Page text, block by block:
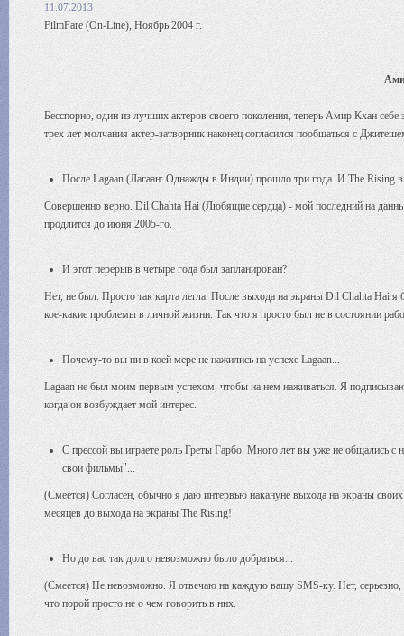
11.07.2013
FilmFare (On-Line), Ноябрь 2004 г.
Бесспорно, один из лучших актеров своего поколения, теперь Амир Кхан
трех лет молчания актер-затворник наконец согласился пообщаться с
После Lagaan (Лагаан: Однажды в Индии) прошло три года. И The Rising
Совершенно верно. Dil Chahta Hai (Любящие сердца) - мой последний на
продлится до июня 2005-го.
И этот перерыв в четыре года был запланирован?
Нет, не был. Просто так карта легла. После выхода на экраны Dil Chahta Hai
кое-какие проблемы в личной жизни. Так что я просто был не в состоянии
Почему-то вы ни в коей мере не нажились на успехе Lagaan...
Lagaan не был моим первым успехом, чтобы на нем наживаться. Я
когда он возбуждает мой интерес.
С прессой вы играете роль Греты Гарбо. Много лет вы уже не общались
свои фильмы"...
(Смеется) Согласен, обычно я даю интервью накануне выхода на экраны
месяцев до выхода на экраны The Rising!
Но до вас так долго невозможно было добраться...
(Смеется) Не невозможно. Я отвечаю на каждую вашу SMS-ку. Нет,
что порой просто не о чем говорить в них.